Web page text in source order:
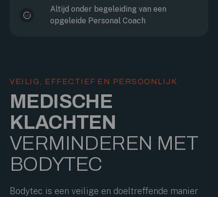
Altijd onder begeleiding van een
opgeleide Personal Coach
VEILIG, EFFECTIEF EN PERSOONLIJK
MEDISCHE
KLACHTEN
VERMINDEREN MET
BODYTEC
Bodytec is een veilige en doeltreffende manier